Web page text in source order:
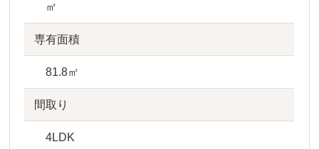
㎡
専有面積
81.8㎡
間取り
4LDK